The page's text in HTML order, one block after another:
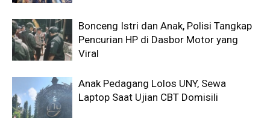
Bonceng Istri dan Anak, Polisi Tangkap
Pencurian HP di Dasbor Motor yang
Viral
Anak Pedagang Lolos UNY, Sewa
Laptop Saat Ujian CBT Domisili